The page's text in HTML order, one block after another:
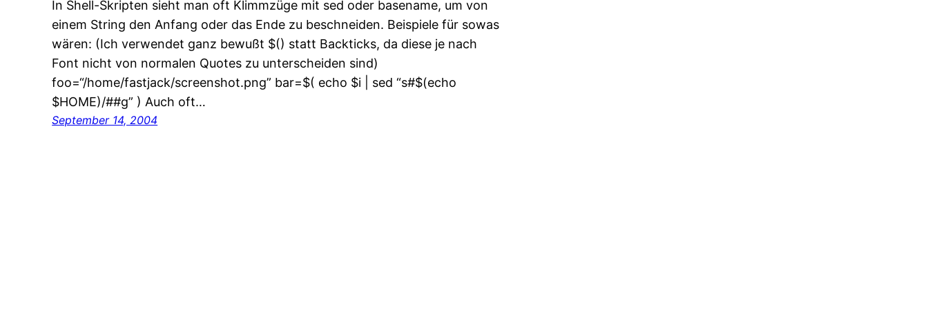
In Shell-Skripten sieht man oft Klimmzüge mit sed oder basename, um von
einem String den Anfang oder das Ende zu beschneiden. Beispiele für sowas
wären: (Ich verwendet ganz bewußt $() statt Backticks, da diese je nach
Font nicht von normalen Quotes zu unterscheiden sind)
foo=“/home/fastjack/screenshot.png” bar=$( echo $i | sed “s#$(echo
$HOME)/##g” ) Auch oft…
September 14, 2004